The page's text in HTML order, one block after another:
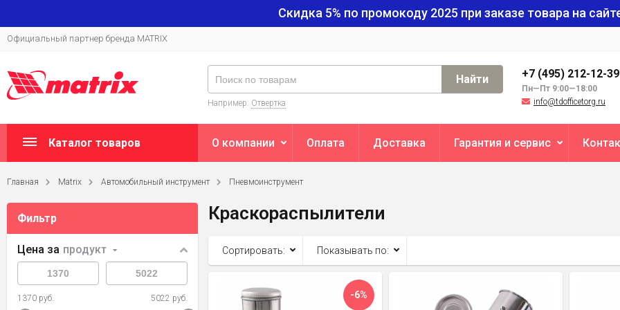
Скидка 5% по промокоду 2025 при заказе товара на
Официальный партнер бренда MATRIX
+7 (495) 212-12-
Пн—Пт 9:00—18:00
info@tdofficetorg.ru
Найти
Например: Отвертка
Каталог товаров О компании Оплата Доставка Гарантия и сервис
Главная Matrix Автомобильный инструмент Пневмоинструмент
Фильтр
Цена за продукт
1370 руб. 5022 руб.
Краскораспылители
Сортировать: Показывать по:
-6%